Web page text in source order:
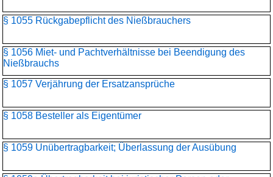
§ 1055 Rückgabepflicht des Nießbrauchers
§ 1056 Miet- und Pachtverhältnisse bei Beendigung des
Nießbrauchs
§ 1057 Verjährung der Ersatzansprüche
§ 1058 Besteller als Eigentümer
§ 1059 Unübertragbarkeit; Überlassung der Ausübung